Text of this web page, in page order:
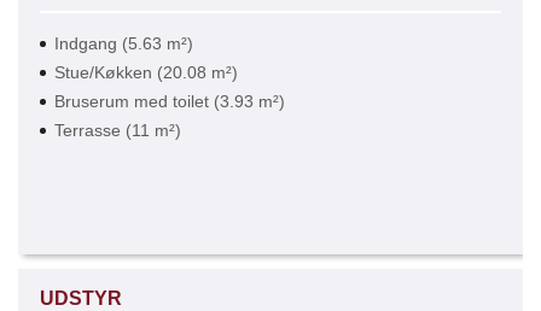
Indgang (5.63 m²)
Stue/Køkken (20.08 m²)
Bruserum med toilet (3.93 m²)
Terrasse (11 m²)
UDSTYR